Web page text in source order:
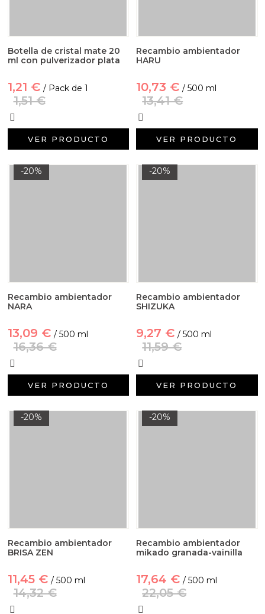
Botella de cristal mate 20
ml con pulverizador plata
1,21 € / Pack de 1
1,51 €
VER PRODUCTO
Recambio ambientador
HARU
10,73 € / 500 ml
13,41 €
VER PRODUCTO
-20%
Recambio ambientador
NARA
13,09 € / 500 ml
16,36 €
VER PRODUCTO
-20%
Recambio ambientador
SHIZUKA
9,27 € / 500 ml
11,59 €
VER PRODUCTO
-20%
Recambio ambientador
BRISA ZEN
11,45 € / 500 ml
14,32 €
-20%
Recambio ambientador
mikado granada-vainilla
17,64 € / 500 ml
22,05 €